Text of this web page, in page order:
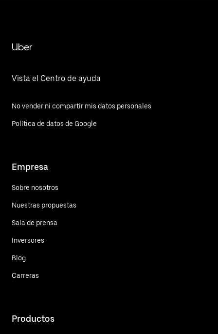
Uber
Vista el Centro de ayuda
No vender ni compartir mis datos personales
Política de datos de Google
Empresa
Sobre nosotros
Nuestras propuestas
Sala de prensa
Inversores
Blog
Carreras
Productos